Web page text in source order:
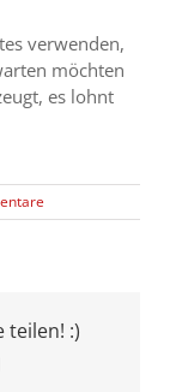
verwenden,
möchten
es lohnt
teilen! :)
E-